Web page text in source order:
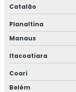
Catalão
Planaltina
Manaus
Itacoatiara
Coari
Belém